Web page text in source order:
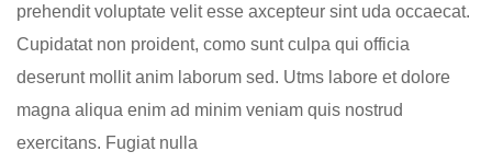
prehendit voluptate velit esse axcepteur sint uda occaecat.
Cupidatat non proident, como sunt culpa qui officia
deserunt mollit anim laborum sed. Utms labore et dolore
magna aliqua enim ad minim veniam quis nostrud
exercitans. Fugiat nulla